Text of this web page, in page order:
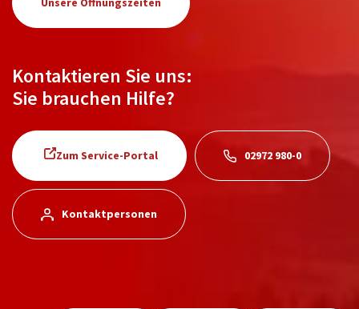
Kontaktieren Sie uns:
Sie brauchen Hilfe?
Zum Service-Portal 02972 980-0
Kontaktpersonen